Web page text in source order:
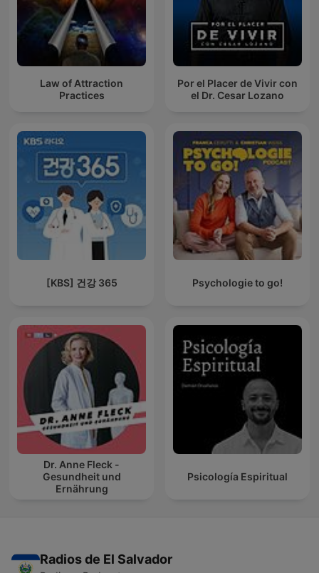
Law of Attraction
Practices
Por el Placer de Vivir con
el Dr. Cesar Lozano
[KBS] 건강 365 Psychologie to go!
Dr. Anne Fleck -
Gesundheit und
Ernährung
Psicología Espiritual
Radios de El Salvador